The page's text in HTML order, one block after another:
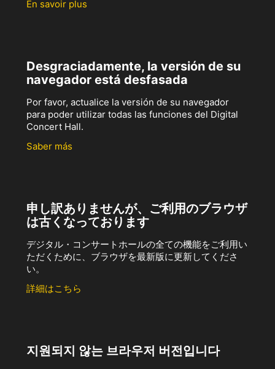
En savoir plus
Desgraciadamente, la versión de su
navegador está desfasada
Por favor, actualice la versión de su navegador
para poder utilizar todas las funciones del Digital
Concert Hall.
Saber más
申し訳ありませんが、ご利用のブラウザ
は古くなっております
デジタル・コンサートホールの全ての機能をご利用い
ただくために、ブラウザを最新版に更新してくださ
い。
詳細はこちら
지원되지 않는 브라우저 버전입니다